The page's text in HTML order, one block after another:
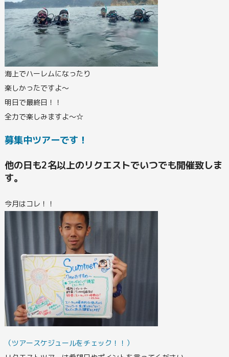
海上でハーレムになったり
楽しかったですよ～
明日で最終日！！
全力で楽しみますよ～☆
募集中ツアーです！
他の日も2名以上のリクエストでいつでも開催致しま
す。
今月はコレ！！
（ツアースケジュールをチェック！！）